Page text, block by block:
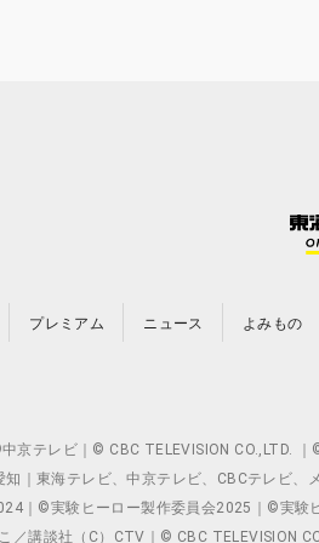
プレミアム ニュース よみもの
京テレビ｜© CBC TELEVISION CO.,LTD.
知｜東海テレビ、中京テレビ、CBCテレビ
｜©実験ヒーロー製作委員会2025｜©実験
こ／講談社（C）CTV｜© CBC TELEVISION